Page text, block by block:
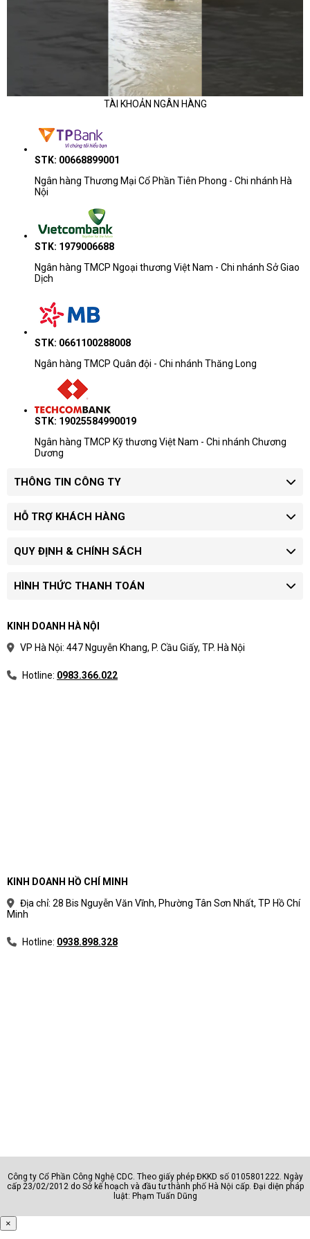
TÀI KHOẢN NGÂN HÀNG
STK: 00668899001
Ngân hàng Thương Mại Cổ Phần Tiên Phong - Chi nhánh Hà
Nội
STK: 1979006688
Ngân hàng TMCP Ngoại thương Việt Nam - Chi nhánh Sở Giao
Dịch
STK: 0661100288008
Ngân hàng TMCP Quân đội - Chi nhánh Thăng Long
STK: 19025584990019
Ngân hàng TMCP Kỹ thương Việt Nam - Chi nhánh Chương
Dương
THÔNG TIN CÔNG TY
HỖ TRỢ KHÁCH HÀNG
QUY ĐỊNH & CHÍNH SÁCH
HÌNH THỨC THANH TOÁN
KINH DOANH HÀ NỘI
VP Hà Nội: 447 Nguyễn Khang, P. Cầu Giấy, TP. Hà Nội
Hotline: 0983.366.022
KINH DOANH HỒ CHÍ MINH
Địa chỉ: 28 Bis Nguyễn Văn Vĩnh, Phường Tân Sơn Nhất, TP Hồ Chí
Minh
Hotline: 0938.898.328
Công ty Cổ Phần Công Nghệ CDC. Theo giấy phép ĐKKD số 0105801222. Ngày
cấp 23/02/2012 do Sở kế hoạch và đầu tư thành phố Hà Nội cấp. Đại diện pháp
luật: Phạm Tuấn Dũng
×